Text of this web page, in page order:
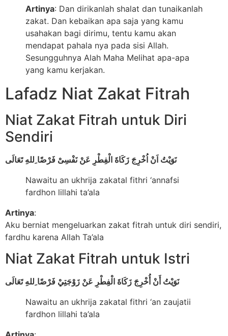
Artinya: Dan dirikanlah shalat dan tunaikanlah
zakat. Dan kebaikan apa saja yang kamu
usahakan bagi dirimu, tentu kamu akan
mendapat pahala nya pada sisi Allah.
Sesungguhnya Alah Maha Melihat apa-apa
yang kamu kerjakan.
Lafadz Niat Zakat Fitrah
Niat Zakat Fitrah untuk Diri
Sendiri
نَوَيْتُ اَنْ اُخْرِجَ زَكَاةَ الْفِطْرِ عَنْ نَفْسِىْ فَرْضًا ِللهِ تَعَالَى
Nawaitu an ukhrija zakatal fithri ‘annafsi
fardhon lillahi ta’ala
Artinya:
Aku berniat mengeluarkan zakat fitrah untuk diri sendiri,
fardhu karena Allah Ta’ala
Niat Zakat Fitrah untuk Istri
نَوَيْتُ أَنْ أُخْرِجَ زَكَاةَ الْفِطْرِ عَنْ زَوْجَتِيْ فَرْضًا ِللهِ تَعَالَى
Nawaitu an ukhrija zakatal fithri ‘an zaujatii
fardhon lillahi ta’ala